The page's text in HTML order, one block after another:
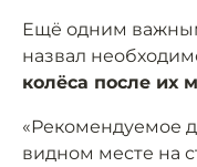
Ещё одним
назвал
колёса после их
«Рекомендуемое
видном месте на